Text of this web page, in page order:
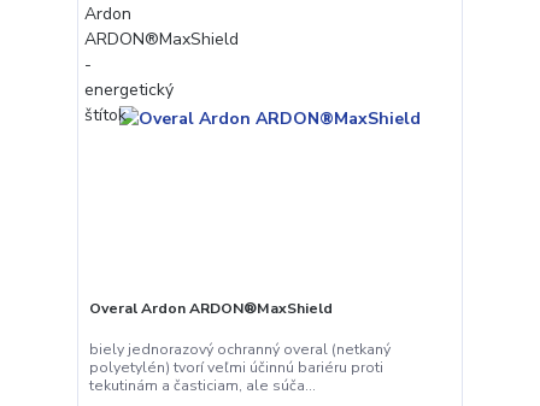
Overal Ardon ARDON®MaxShield
biely jednorazový ochranný overal (netkaný
polyetylén) tvorí veľmi účinnú bariéru proti
tekutinám a časticiam, ale súča...